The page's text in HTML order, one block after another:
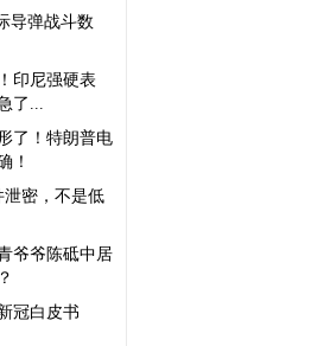
导弹战斗数
印尼强硬表
了...
了！特朗普电
！
泄密，不是低
爷爷陈砥中居
冠白皮书